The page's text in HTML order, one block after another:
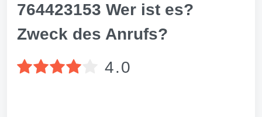
764423153 Wer ist es?
Zweck des Anrufs?
4.0